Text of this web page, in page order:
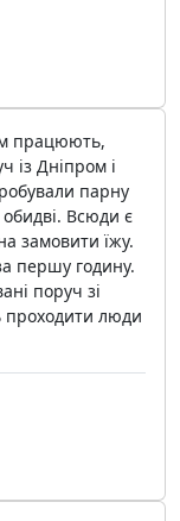
працюють,
із Дніпром і
парну
обидві. Всюди є
замовити їжу.
першу годину.
поруч зі
проходити люди